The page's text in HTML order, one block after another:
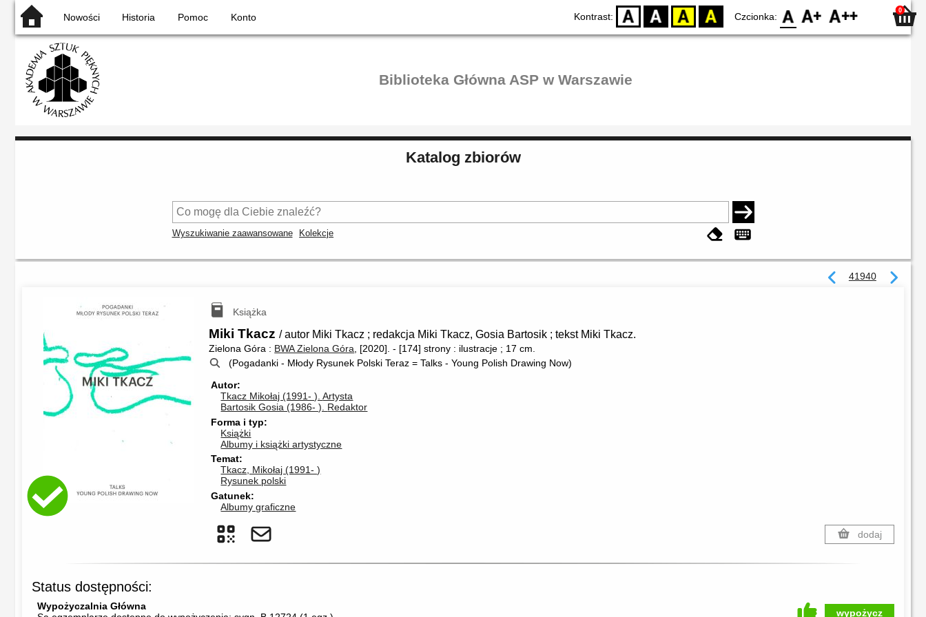
Nowości Historia Pomoc Konto Kontrast: D BW YB BY Czcionka: F0 F1 F2 0
Biblioteka Główna ASP w Warszawie
Katalog zbiorów
Wyszukiwanie zaawansowane Kolekcje
41940
Książka
Miki Tkacz/ autor Miki Tkacz ; redakcja Miki Tkacz, Gosia Bartosik ; tekst Miki Tkacz.
Zielona Góra : BWA Zielona Góra , [2020].- [174] strony : ilustracje ; 17 cm.
(Pogadanki - Młody Rysunek Polski Teraz = Talks - Young Polish Drawing Now)
Autor
Tkacz Mikołaj (1991- ).Artysta
Bartosik Gosia (1986- ). Redaktor
Forma i typ
Książki
Albumy i książki artystyczne
Temat
Tkacz, Mikołaj (1991- )
Rysunek polski
Gatunek
Albumy graficzne
dodaj
Status dostępności:
Wypożyczalnia Główna
wypożycz